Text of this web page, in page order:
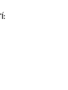
: